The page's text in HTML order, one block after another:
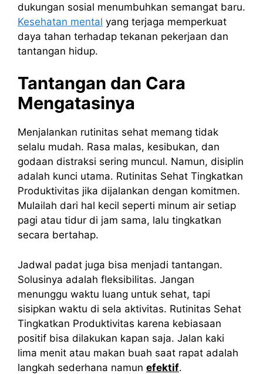
dukungan sosial menumbuhkan semangat baru.
Kesehatan mental yang terjaga memperkuat
daya tahan terhadap tekanan pekerjaan dan
tantangan hidup.
Tantangan dan Cara
Mengatasinya
Menjalankan rutinitas sehat memang tidak
selalu mudah. Rasa malas, kesibukan, dan
godaan distraksi sering muncul. Namun, disiplin
adalah kunci utama. Rutinitas Sehat Tingkatkan
Produktivitas jika dijalankan dengan komitmen.
Mulailah dari hal kecil seperti minum air setiap
pagi atau tidur di jam sama, lalu tingkatkan
secara bertahap.
Jadwal padat juga bisa menjadi tantangan.
Solusinya adalah fleksibilitas. Jangan
menunggu waktu luang untuk sehat, tapi
sisipkan waktu di sela aktivitas. Rutinitas Sehat
Tingkatkan Produktivitas karena kebiasaan
positif bisa dilakukan kapan saja. Jalan kaki
lima menit atau makan buah saat rapat adalah
langkah sederhana namun efektif.